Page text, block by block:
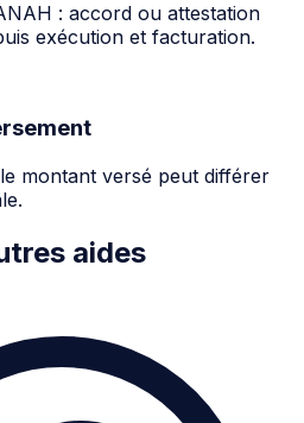
: accord ou attestation
exécution et facturation.
montant versé peut différer
aides